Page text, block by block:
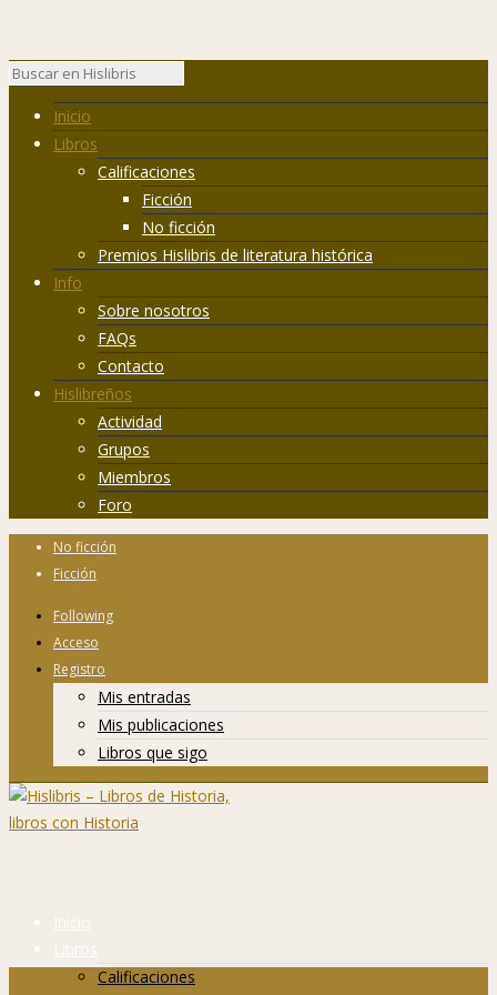
Inicio
Libros
Calificaciones
Ficción
No ficción
Premios Hislibris de literatura histórica
Info
Sobre nosotros
FAQs
Contacto
Hislibreños
Actividad
Grupos
Miembros
Foro
No ficción
Ficción
Following
Acceso
Registro
Mis entradas
Mis publicaciones
Libros que sigo
Inicio
Libros
Calificaciones